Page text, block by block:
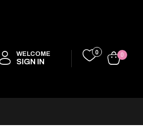
WELCOME
SIGN IN
0 0